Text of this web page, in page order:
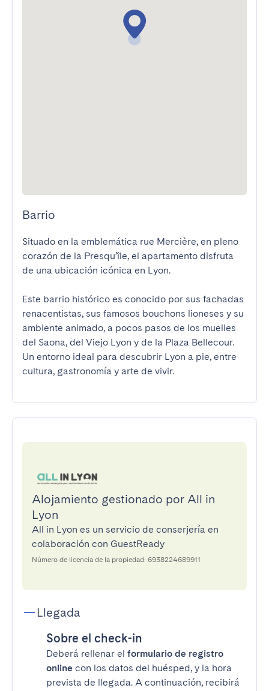
Barrio
Situado en la emblemática rue Mercière, en pleno
corazón de la Presqu’île, el apartamento disfruta
de una ubicación icónica en Lyon.
Este barrio histórico es conocido por sus fachadas
renacentistas, sus famosos bouchons lioneses y su
ambiente animado, a pocos pasos de los muelles
del Saona, del Viejo Lyon y de la Plaza Bellecour.
Un entorno ideal para descubrir Lyon a pie, entre
Alojamiento gestionado por All in
Lyon
All in Lyon es un servicio de conserjería en
colaboración con GuestReady
Número de licencia de la propiedad: 6938224689911
Llegada
Sobre el check-in
Deberá rellenar el formulario de registro
online con los datos del huésped, y la hora
prevista de llegada. A continuación, recibirá